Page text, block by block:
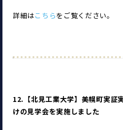
詳細はこちらをご覧ください。
12.【北見工業大学】美幌町実証
けの見学会を実施しました